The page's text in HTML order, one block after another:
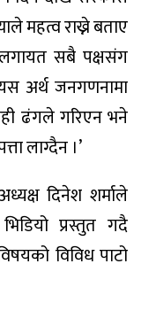
महत्व राख्ने बताए
सबै पक्षसंग
अर्थ जनगणनामा
ढंगले गरिएन भने
लाग्दैन ।’
दिनेश शर्माले
प्रस्तुत गदै
विविध पाटो